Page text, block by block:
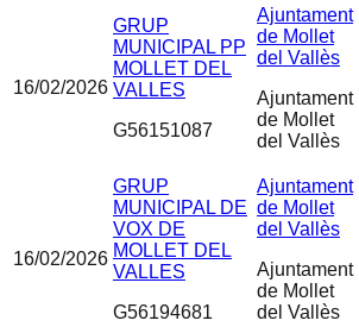
16/02/2026
GRUP
MUNICIPAL PP
MOLLET DEL
VALLES
G56151087
Ajuntament
de Mollet
del Vallès
Ajuntament
de Mollet
del Vallès
16/02/2026
GRUP
MUNICIPAL DE
VOX DE
MOLLET DEL
VALLES
G56194681
Ajuntament
de Mollet
del Vallès
Ajuntament
de Mollet
del Vallès